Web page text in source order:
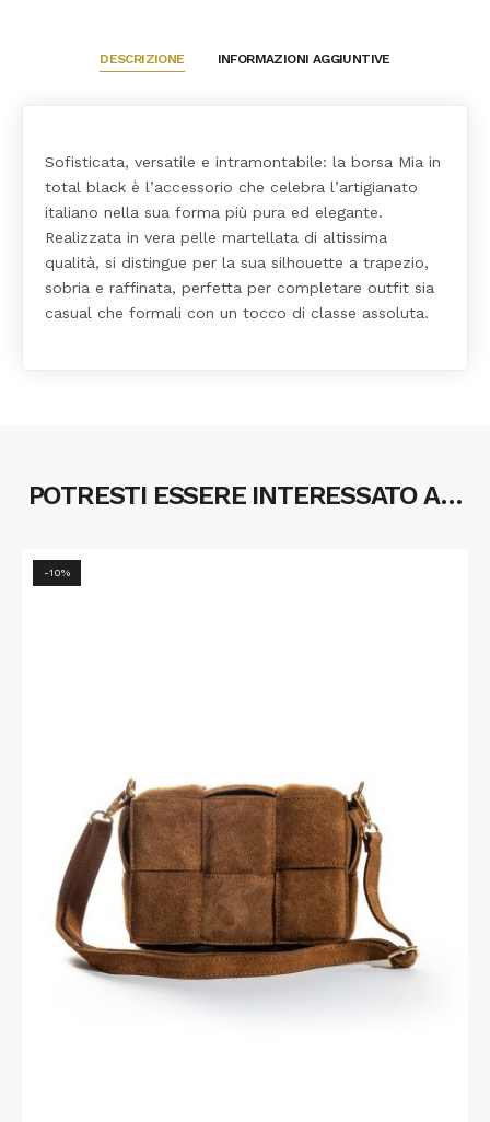
DESCRIZIONE INFORMAZIONI AGGIUNTIVE
Sofisticata, versatile e intramontabile: la borsa Mia in
total black è l’accessorio che celebra l’artigianato
italiano nella sua forma più pura ed elegante.
Realizzata in vera pelle martellata di altissima
qualità, si distingue per la sua silhouette a trapezio,
sobria e raffinata, perfetta per completare outfit sia
casual che formali con un tocco di classe assoluta.
POTRESTI ESSERE INTERESSATO A…
-10%